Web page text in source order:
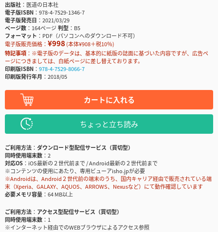
出版社
医道の日本社
電子版ISBN
978-4-7529-1346-7
電子版発売日
2021/03/29
ページ数
164ページ判型
B5
フォーマット
PDF（パソコンへのダウンロード不可）
電子版販売価格： ¥998 (本体¥908＋税10％)
特記事項
※電子版のデータは、基本的に紙版の誌面に基づいた内容ですが、広告ペ
ージにつきましては、白紙ページに差し替えております。
印刷版ISBN
978-4-7529-8066-7
印刷版発行年月
2018/05
カートに入れる
ちょっと立ち読み
ご利用方法
ダウンロード型配信サービス（買切型）
同時使用端末数
2
対応OS
iOS最新の２世代前まで / Android最新の２世代前まで
※コンテンツの使用にあたり、専用ビューアisho.jpが必要
※Androidは、Android２世代前の端末のうち、国内キャリア経由で販売されている端
末（Xperia、GALAXY、AQUOS、ARROWS、Nexusなど）にて動作確認しています
必要メモリ容量
64 MB以上
ご利用方法
アクセス型配信サービス（買切型）
同時使用端末数
1
※インターネット経由でのWEBブラウザによるアクセス参照